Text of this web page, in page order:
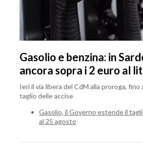
Gasolio e benzina: in
ancora sopra i 2 euro al
Ieri il via libera del CdM alla proroga, fino
taglio delle accise
Gasolio, il Governo estende il
al 25 agosto